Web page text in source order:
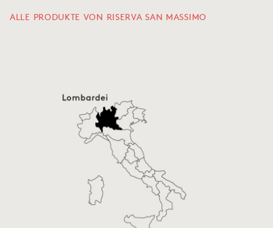
ALLE PRODUKTE VON RISERVA SAN MASSIMO